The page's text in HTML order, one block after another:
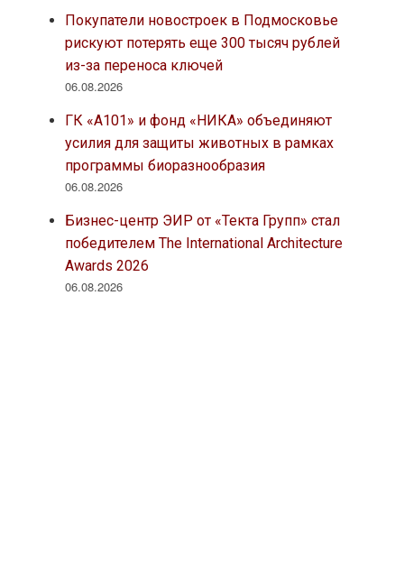
Покупатели новостроек в Подмосковье
рискуют потерять еще 300 тысяч рублей
из-за переноса ключей
06.08.2026
ГК «А101» и фонд «НИКА» объединяют
усилия для защиты животных в рамках
программы биоразнообразия
06.08.2026
Бизнес-центр ЭИР от «Текта Групп» стал
победителем The International Architecture
Awards 2026
06.08.2026